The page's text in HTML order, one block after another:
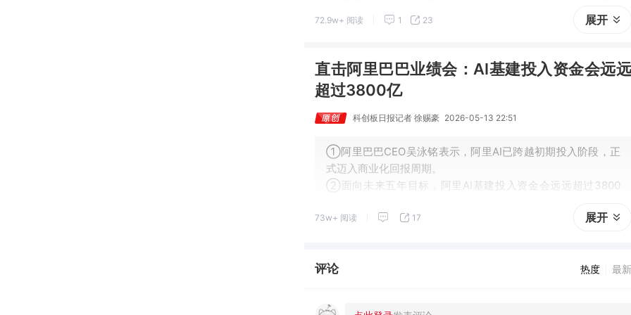
AI是否落后”这一问题。
72.9w+ 阅读 1 23 展开
直击阿里巴巴业绩会：AI基建投入资金会远远
超过3800亿
科创板日报记者 徐赐豪 2026-05-13 22:51
①阿里巴巴CEO吴泳铭表示，阿里AI已跨越初期投入阶段，正
式迈入商业化回报周期。
②面向未来五年目标，阿里AI基建投入资金会远远超过3800
73w+ 阅读 17 展开
评论 热度 最新